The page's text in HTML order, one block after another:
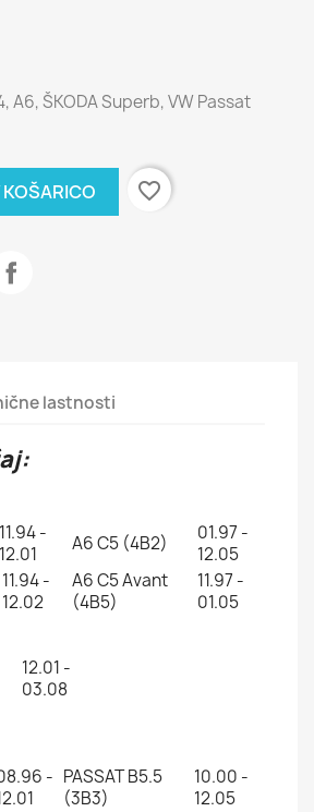
A6, ŠKODA Superb, VW Passat
KOŠARICO favorite_border
lastnosti
11.94 -
12.01
A6 C5 (4B2)
01.97 -
12.05
11.94 -
12.02
A6 C5 Avant
(4B5)
11.97 -
01.05
12.01 -
03.08
- PASSAT B5.5
(3B3)
10.00 -
12.05